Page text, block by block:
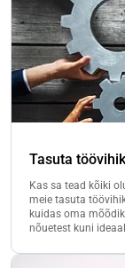
Tasuta
Kas sa tead kõiki
meie tasuta
kuidas oma
nõuetest kuni